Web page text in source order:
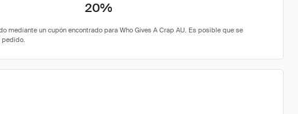
20%